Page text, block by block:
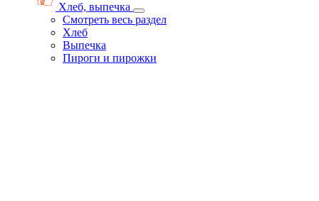
Хлеб, выпечка
Смотреть весь раздел
Хлеб
Выпечка
Пироги и пирожки